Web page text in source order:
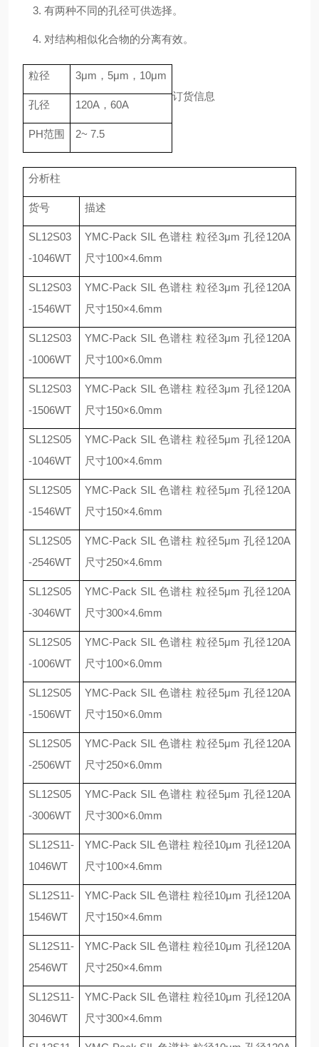
3. 有两种不同的孔径可供选择。
4. 对结构相似化合物的分离有效。
粒径 3μm ， 5μm ， 10μm
孔径 120A ， 60A
PH范围 2~ 7.5
订货信息
分析柱
货号 描述
SL12S03
-1046WT
YMC-Pack SIL 色谱柱 粒径3μm孔径120A
尺寸100×4.6mm
SL12S03
-1546WT
YMC-Pack SIL 色谱柱 粒径3μm孔径120A
尺寸150×4.6mm
SL12S03
-1006WT
YMC-Pack SIL 色谱柱 粒径3μm孔径120A
尺寸100×6.0mm
SL12S03
-1506WT
YMC-Pack SIL 色谱柱 粒径3μm孔径120A
尺寸150×6.0mm
SL12S05
-1046WT
YMC-Pack SIL 色谱柱 粒径5μm孔径120A
尺寸100×4.6mm
SL12S05
-1546WT
YMC-Pack SIL 色谱柱 粒径5μm孔径120A
尺寸150×4.6mm
SL12S05
-2546WT
YMC-Pack SIL 色谱柱 粒径5μm孔径120A
尺寸250×4.6mm
SL12S05
-3046WT
YMC-Pack SIL 色谱柱 粒径5μm孔径120A
尺寸300×4.6mm
SL12S05
-1006WT
YMC-Pack SIL 色谱柱 粒径5μm孔径120A
尺寸100×6.0mm
SL12S05
-1506WT
YMC-Pack SIL 色谱柱 粒径5μm孔径120A
尺寸150×6.0mm
SL12S05
-2506WT
YMC-Pack SIL 色谱柱 粒径5μm孔径120A
尺寸250×6.0mm
SL12S05
-3006WT
YMC-Pack SIL 色谱柱 粒径5μm孔径120A
尺寸300×6.0mm
SL12S11-
1046WT
YMC-Pack SIL色谱柱 粒径10μm 孔径120A
尺寸100×4.6mm
SL12S11-
1546WT
YMC-Pack SIL色谱柱 粒径10μm 孔径120A
尺寸150×4.6mm
SL12S11-
2546WT
YMC-Pack SIL色谱柱 粒径10μm 孔径120A
尺寸250×4.6mm
SL12S11-
3046WT
YMC-Pack SIL色谱柱 粒径10μm 孔径120A
尺寸300×4.6mm